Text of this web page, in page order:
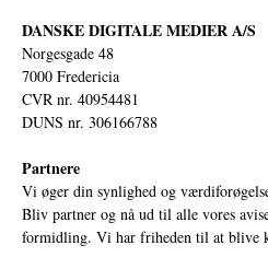
DANSKE DIGITALE MEDIER A/S
Norgesgade 48
7000 Fredericia
CVR nr. 40954481
DUNS nr. 306166788
Partnere
Vi øger din synlighed og
Bliv partner og nå ud til alle vores
formidling. Vi har friheden til at blive